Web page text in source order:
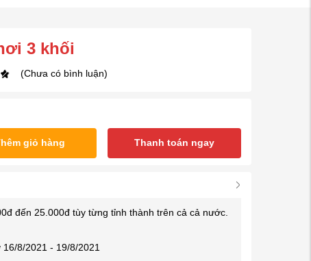
3 khối
(Chưa có bình luận)
giỏ hàng Thanh toán ngay
đến 25.000đ tùy từng tỉnh thành trên cả cả nước.
8/2021 - 19/8/2021